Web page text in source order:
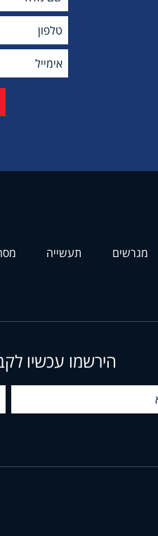
מגרשים תעשייה
הירשמו עכשיו